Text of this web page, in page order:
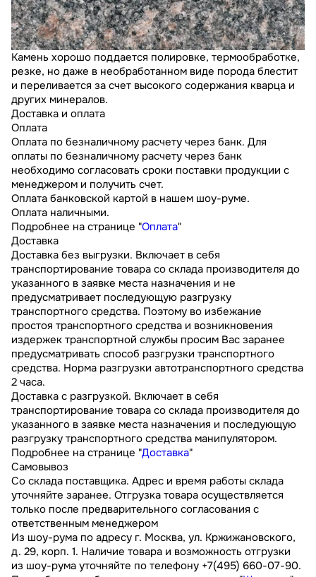
Камень хорошо поддается полировке, термообработке,
резке, но даже в необработанном виде порода блестит
и переливается за счет высокого содержания кварца и
других минералов.
Доставка и оплата
Оплата
Оплата по безналичному расчету через банк. Для
оплаты по безналичному расчету через банк
необходимо согласовать сроки поставки продукции с
менеджером и получить счет.
Оплата банковской картой в нашем шоу-руме.
Оплата наличными.
Подробнее на странице "Оплата"
Доставка
Доставка без выгрузки. Включает в себя
транспортирование товара со склада производителя до
указанного в заявке места назначения и не
предусматривает последующую разгрузку
транспортного средства. Поэтому во избежание
простоя транспортного средства и возникновения
издержек транспортной службы просим Вас заранее
предусматривать способ разгрузки транспортного
средства. Норма разгрузки автотранспортного средства
2 часа.
Доставка с разгрузкой. Включает в себя
транспортирование товара со склада производителя до
указанного в заявке места назначения и последующую
разгрузку транспортного средства манипулятором.
Подробнее на странице "Доставка"
Самовывоз
Со склада поставщика. Адрес и время работы склада
уточняйте заранее. Отгрузка товара осуществляется
только после предварительного согласования с
ответственным менеджером
Из шоу-рума по адресу г. Москва, ул. Кржижановского,
д. 29, корп. 1. Наличие товара и возможность отгрузки
из шоу-рума уточняйте по телефону +7(495) 660-07-90.